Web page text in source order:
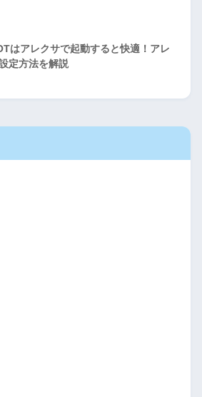
はアレクサで起動すると快適！アレ
定方法を解説